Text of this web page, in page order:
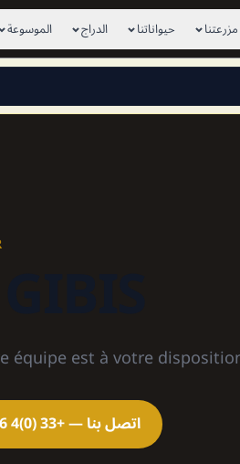
مزرعتنا حيواناتنا الدراج الموسوعة
équipe est à votre
اتصل بنا — +33 (0)4 76 38 31 01